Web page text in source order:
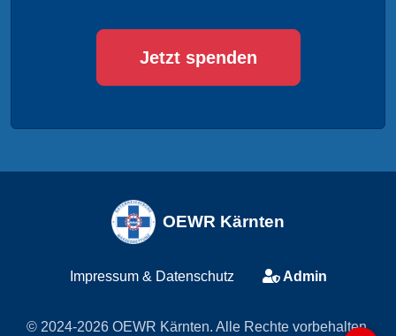
Jetzt spenden
OEWR Kärnten
Impressum & Datenschutz Admin
© 2024-2026 OEWR Kärnten. Alle Rechte vorbehalten.